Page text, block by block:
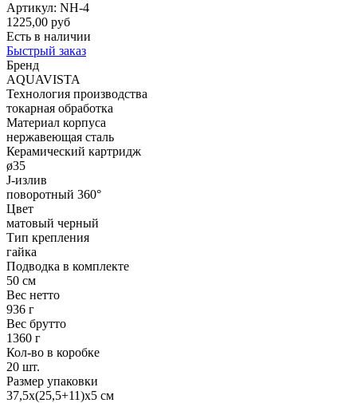
Артикул: NH-4
1225,00 руб
Есть в наличии
Быстрый заказ
Бренд
AQUAVISTA
Технология производства
токарная обработка
Материал корпуса
нержавеющая сталь
Керамический картридж
ø35
J-излив
поворотный 360°
Цвет
матовый черный
Тип крепления
гайка
Подводка в комплекте
50 см
Вес нетто
936 г
Вес брутто
1360 г
Кол-во в коробке
20 шт.
Размер упаковки
37,5х(25,5+11)х5 см